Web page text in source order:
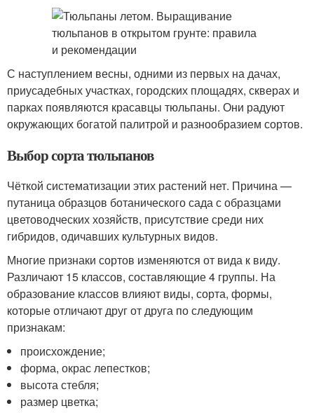
С наступлением весны, одними из первых на дачах,
приусадебных участках, городских площадях, скверах и
парках появляются красавцы тюльпаны. Они радуют
окружающих богатой палитрой и разнообразием сортов.
Выбор сорта тюльпанов
Чёткой систематизации этих растений нет. Причина —
путаница образцов ботанического сада с образцами
цветоводческих хозяйств, присутствие среди них
гибридов, одичавших культурных видов.
Многие признаки сортов изменяются от вида к виду.
Различают 15 классов, составляющие 4 группы. На
образование классов влияют виды, сорта, формы,
которые отличают друг от друга по следующим
признакам:
происхождение;
форма, окрас лепестков;
высота стебля;
размер цветка;